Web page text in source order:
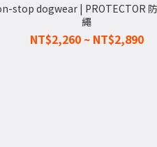
stop dogwear | PROTECTOR
繩
NT$2,260 ~ NT$2,890